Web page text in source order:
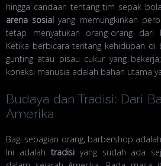
hingga candaan tentang tim sepak
arena sosial yang memungkinkan
tetap menyatukan orang-orang dari
Ketika berbicara tentang kehidupan di
gunting atau pisau cukur yang
koneksi manusia adalah bahan utama
Budaya dan Tradisi: Dari
Amerika
Bagi sebagian orang, barbershop
Ini adalah tradisiyang sudah ada